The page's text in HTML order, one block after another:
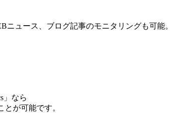
ュース、ブログ記事のモニタリングも可能。
」なら
が可能です。